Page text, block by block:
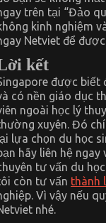
trên tại “Đảo
kinh nghiệm
Netviet để
kết
được biết
có nền giáo dục
ngoài học lý
xuyên. Đó
lựa chọn du học
hãy liên hệ
tư vấn du
còn tư vấn thành
Vì vậy nếu
nhé.